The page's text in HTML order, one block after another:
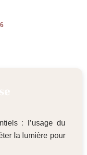
: l’usage du
la lumière pour